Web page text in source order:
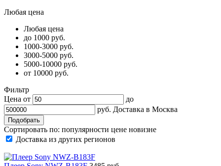
Любая цена
Любая цена
до 1000 руб.
1000-3000 руб.
3000-5000 руб.
5000-10000 руб.
от 10000 руб.
Фильтр
Цена от
до
руб. Доставка в Москва
Сортировать по: популярности цене новизне
Доставка из других регионов